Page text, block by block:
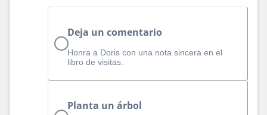
Deja un comentario
Honra a Doris con una nota sincera en el
libro de visitas.
Planta un árbol